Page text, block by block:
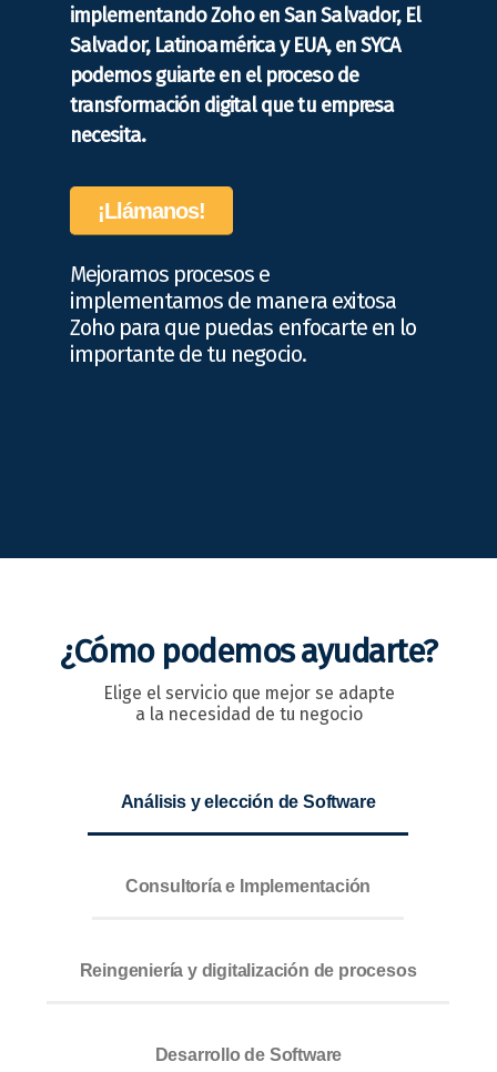
implementando Zoho en San Salvador, El
Salvador, Latinoamérica y EUA, en SYCA
podemos guiarte en el proceso de
transformación digital que tu empresa
necesita.
¡Llámanos!
Mejoramos procesos e
implementamos de manera exitosa
Zoho para que puedas enfocarte en lo
importante de tu negocio.
¿Cómo podemos ayudarte?
Elige el servicio que mejor se adapte
a la necesidad de tu negocio
Análisis y elección de Software
Consultoría e Implementación
Reingeniería y digitalización de procesos
Desarrollo de Software